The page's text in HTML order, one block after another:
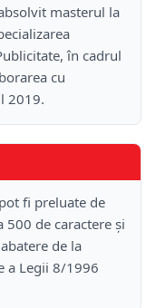
masterul la
în cadrul
cu
2019.
fi preluate de
de caractere și
de la
a Legii 8/1996